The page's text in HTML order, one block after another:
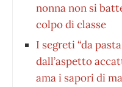
nonna non si
colpo di classe
I segreti “da
dall’aspetto
ama i sapori di